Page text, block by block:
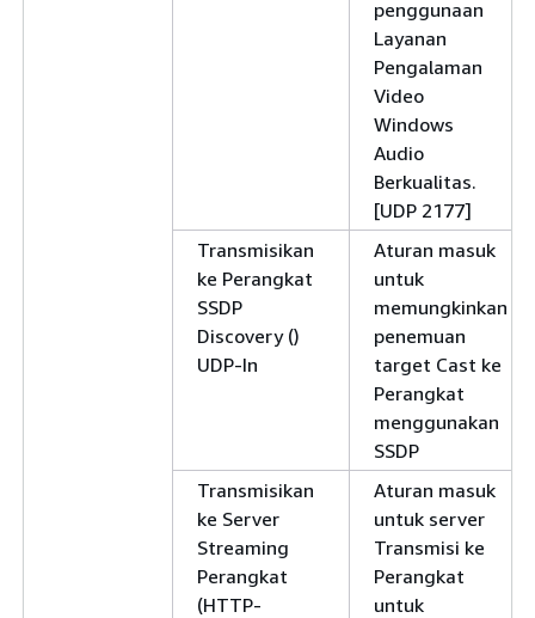
penggunaan
Layanan
Pengalaman
Video
Windows
Audio
Berkualitas.
[UDP 2177]
Transmisikan
ke Perangkat
SSDP
Discovery ()
UDP-In
Aturan masuk
untuk
memungkinkan
penemuan
target Cast ke
Perangkat
menggunakan
SSDP
Transmisikan
ke Server
Streaming
Perangkat
(HTTP-
Aturan masuk
untuk server
Transmisi ke
Perangkat
untuk